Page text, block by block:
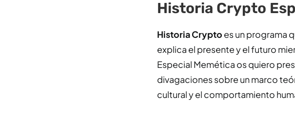
Historia Crypto
Historia Crypto es un programa
explica el presente y el futuro
Especial Memética os quiero
divagaciones sobre un marco
cultural y el comportamiento